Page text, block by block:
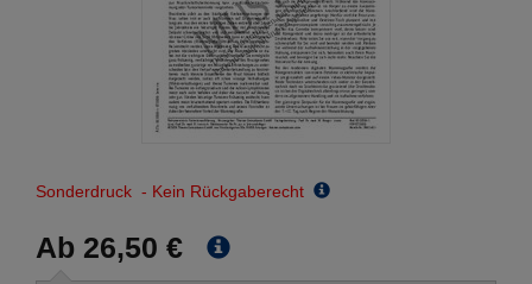
Sonderdruck - Kein Rückgaberecht
Ab 26,50 €